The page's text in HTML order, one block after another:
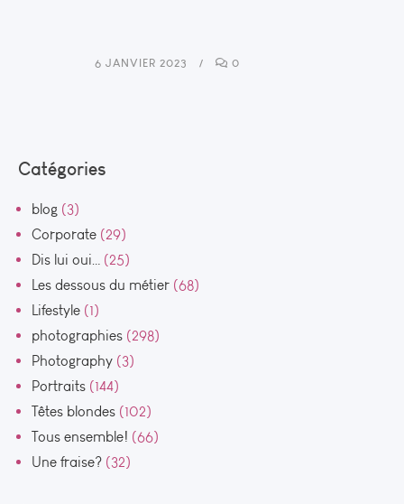
6 JANVIER 2023 0
Catégories
blog (3)
Corporate (29)
Dis lui oui… (25)
Les dessous du métier (68)
Lifestyle (1)
photographies (298)
Photography (3)
Portraits (144)
Têtes blondes (102)
Tous ensemble! (66)
Une fraise? (32)